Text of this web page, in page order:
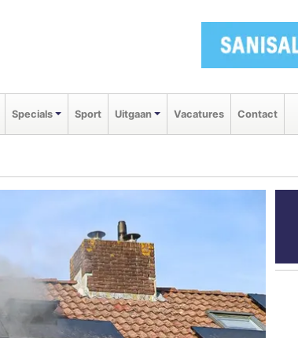
Specials Sport Uitgaan Vacatures Contact